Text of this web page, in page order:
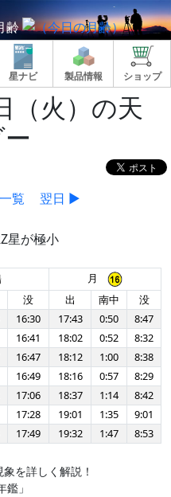
齢
星ナビ 製品情報 ショップ
（火）の天
覧 翌日 ▶
星が極小
月
没 出 南中
没
16:30 17:43 0:50
8:47
16:41 18:02 0:52
8:32
16:47 18:12 1:00
8:38
16:49 18:16 0:57
8:29
17:06 18:37 1:14
8:42
17:28 19:01 1:35
9:01
17:49 19:32 1:47 8:53
を詳しく解説！
」